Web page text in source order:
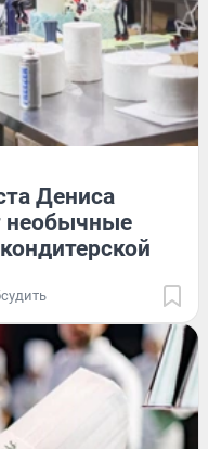
Дениса
необычные